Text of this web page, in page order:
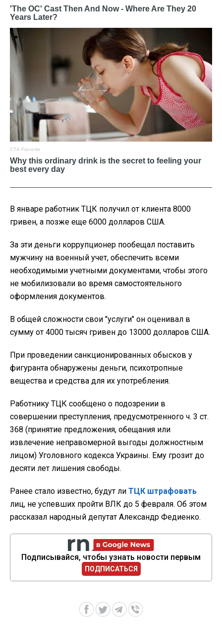
В январе работник ТЦК получил от клиента 8000
гривен, а позже еще 6000 долларов США.
За эти деньги коррупционер пообещал поставить
мужчину на военный учет, обеспечить всеми
необходимыми учетными документами, чтобы этого
не мобилизовали во время самостоятельного
оформления документов.
В общей сложности свои "услуги" он оценивал в
сумму от 4000 тысяч гривен до 13000 долларов США.
При проведении санкционированных обысков у
фигуранта обнаружены деньги, психотропные
вещества и средства для их употребления.
Работнику ТЦК сообщено о подозрении в
совершении преступления, предусмотренного ч. 3 ст.
368 (принятие предложения, обещания или
извлечение неправомерной выгоды должностным
лицом) Уголовного кодекса Украины. Ему грозит до
десяти лет лишения свободы.
Ранее стало известно, будут ли ТЦК штрафовать
лиц, не успевших пройти ВЛК до 5 февраля. Об этом
рассказал народный депутат Александр Федиенко.
Подписывайся, чтобы узнать новости первым
ПОДПИСАТЬСЯ